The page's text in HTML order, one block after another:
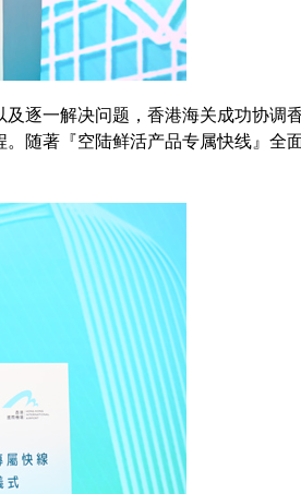
逐一解决问题，香港海关成功协调
随著『空陆鲜活产品专属快线』全